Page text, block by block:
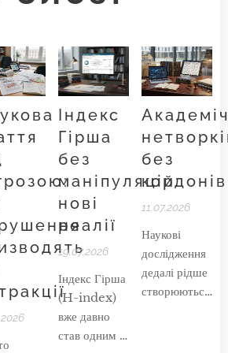
Індекс
Гірша
без
маніпуляцій:
нові
реалії
19.07.2026
Індекс Гірша
(H-index)
вже давно
став одним із
без
кордонів
11.07.2026
Наукові
дослідження
дедалі рідше
створюються